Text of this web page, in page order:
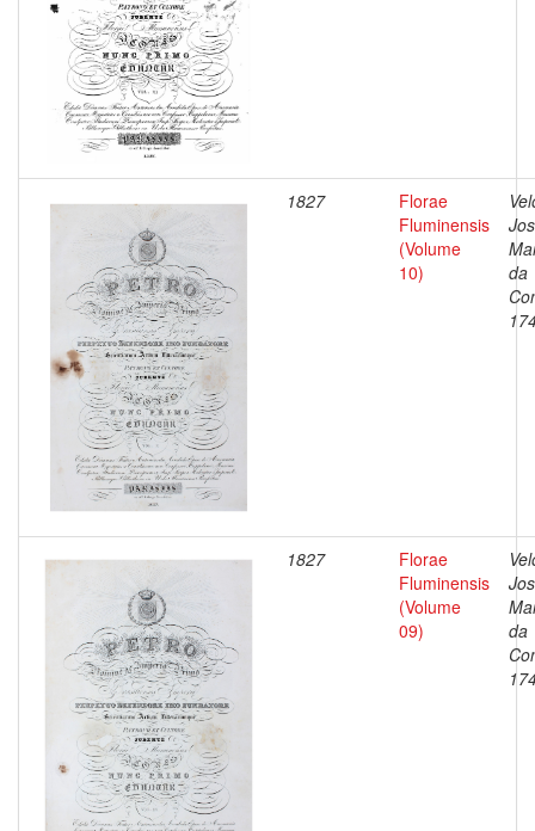
1827
Florae
Fluminensis
(Volume
10)
da
1827
Florae
Fluminensis
(Volume
09)
da